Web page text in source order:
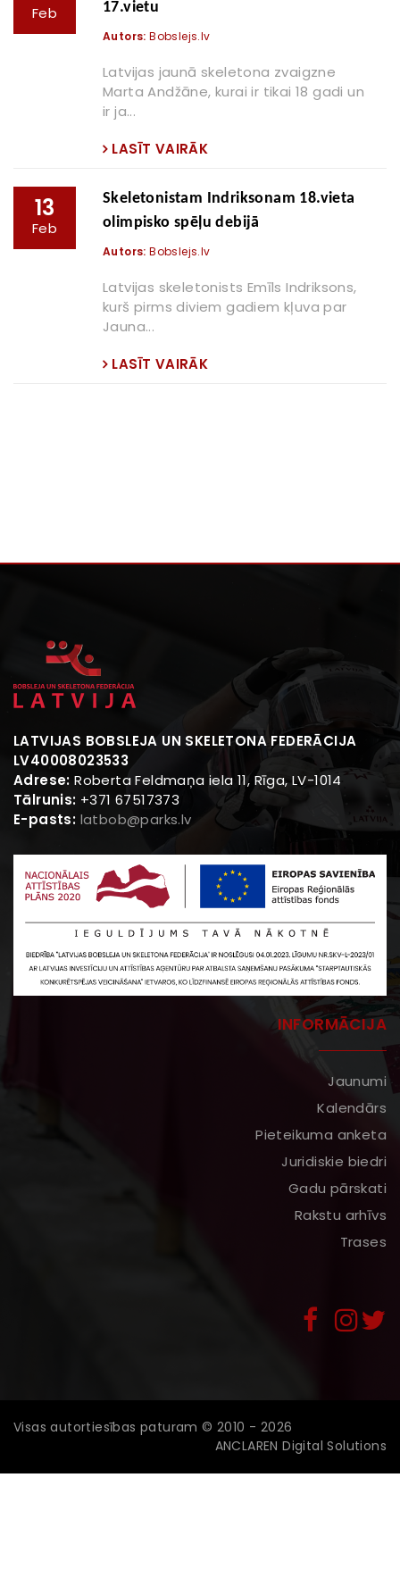
Feb 17.vietu
Autors: Bobslejs.lv
Latvijas jaunā skeletona zvaigzne
Marta Andžāne, kurai ir tikai 18 gadi un
ir ja...
LASĪT VAIRĀK
13
Feb
Skeletonistam Indriksonam 18.vieta
olimpisko spēļu debijā
Autors: Bobslejs.lv
Latvijas skeletonists Emīls Indriksons,
kurš pirms diviem gadiem kļuva par
Jauna...
LASĪT VAIRĀK
LATVIJAS BOBSLEJA UN SKELETONA FEDERĀCIJA
LV40008023533
Adrese:Roberta Feldmaņa iela 11, Rīga, LV-1014
Tālrunis: +371 67517373
E-pasts: latbob@parks.lv
INFORMĀCIJA
Jaunumi
Kalendārs
Pieteikuma anketa
Juridiskie biedri
Gadu pārskati
Rakstu arhīvs
Trases
Visas autortiesības paturam © 2010 - 2026
ANCLAREN Digital Solutions